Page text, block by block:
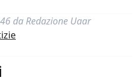
da Redazione Uaar